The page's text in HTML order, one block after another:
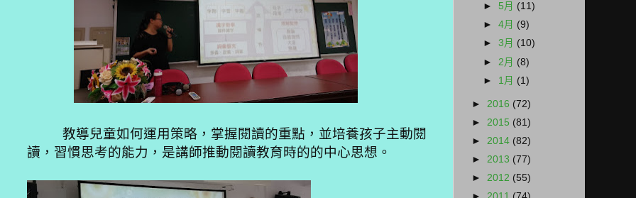
教導兒童如何運用策略，掌握閱讀的重點， 並培養孩子主動閱
讀， 習慣思考的能力， 是講師推動閱讀教育時的的中心思想。
► 5月 (11)
►4月 (9)
►3月 (10)
► 2月 (8)
► 1月 (1)
► 2016 (72)
► 2015 (81)
► 2014 (82)
► 2013 (77)
► 2012 (55)